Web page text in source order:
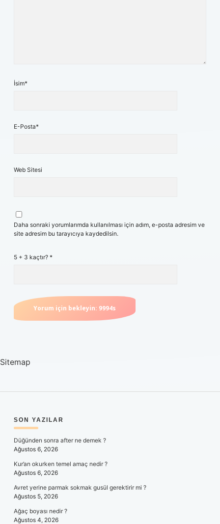
İsim*
E-Posta*
Web Sitesi
Daha sonraki yorumlarımda kullanılması için adım, e-posta adresim ve
site adresim bu tarayıcıya kaydedilsin.
5 + 3 kaçtır? *
Sitemap
SIDEBAR
SON YAZILAR
Düğünden sonra after ne demek ?
Ağustos 6, 2026
Kur’an okurken temel amaç nedir ?
Ağustos 6, 2026
Avret yerine parmak sokmak gusül gerektirir mi ?
Ağustos 5, 2026
Ağaç boyası nedir ?
Ağustos 4, 2026